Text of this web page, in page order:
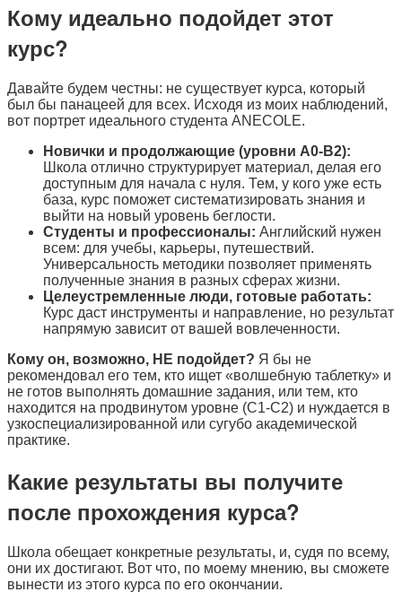
Кому идеально подойдет этот
курс?
Давайте будем честны: не существует курса, который
был бы панацеей для всех. Исходя из моих наблюдений,
вот портрет идеального студента ANECOLE.
Новички и продолжающие (уровни A0-B2):
Школа отлично структурирует материал, делая его
доступным для начала с нуля. Тем, у кого уже есть
база, курс поможет систематизировать знания и
выйти на новый уровень беглости.
Студенты и профессионалы: Английский нужен
всем: для учебы, карьеры, путешествий.
Универсальность методики позволяет применять
полученные знания в разных сферах жизни.
Целеустремленные люди, готовые работать:
Курс даст инструменты и направление, но результат
напрямую зависит от вашей вовлеченности.
Кому он, возможно, НЕ подойдет? Я бы не
рекомендовал его тем, кто ищет «волшебную таблетку» и
не готов выполнять домашние задания, или тем, кто
находится на продвинутом уровне (C1-C2) и нуждается в
узкоспециализированной или сугубо академической
практике.
Какие результаты вы получите
после прохождения курса?
Школа обещает конкретные результаты, и, судя по всему,
они их достигают. Вот что, по моему мнению, вы сможете
вынести из этого курса по его окончании.